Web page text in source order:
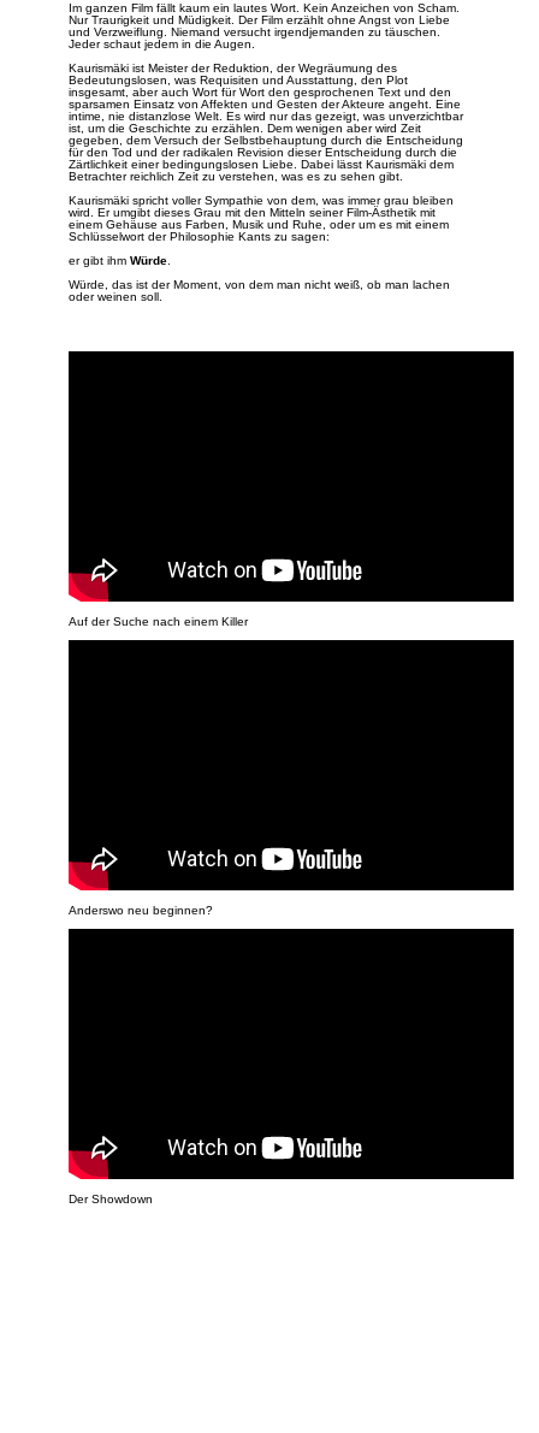
Im ganzen Film fällt kaum ein lautes Wort. Kein Anzeichen von Scham.
Nur Traurigkeit und Müdigkeit. Der Film erzählt ohne Angst von Liebe
und Verzweiflung. Niemand versucht irgendjemanden zu täuschen.
Jeder schaut jedem in die Augen.
Kaurismäki ist Meister der Reduktion, der Wegräumung des
Bedeutungslosen, was Requisiten und Ausstattung, den Plot
insgesamt, aber auch Wort für Wort den gesprochenen Text und den
sparsamen Einsatz von Affekten und Gesten der Akteure angeht. Eine
intime, nie distanzlose Welt. Es wird nur das gezeigt, was unverzichtbar
ist, um die Geschichte zu erzählen. Dem wenigen aber wird Zeit
gegeben, dem Versuch der Selbstbehauptung durch die Entscheidung
für den Tod und der radikalen Revision dieser Entscheidung durch die
Zärtlichkeit einer bedingungslosen Liebe. Dabei lässt Kaurismäki dem
Betrachter reichlich Zeit zu verstehen, was es zu sehen gibt.
Kaurismäki spricht voller Sympathie von dem, was immer grau bleiben
wird. Er umgibt dieses Grau mit den Mitteln seiner Film-Ästhetik mit
einem Gehäuse aus Farben, Musik und Ruhe, oder um es mit einem
Schlüsselwort der Philosophie Kants zu sagen:
er gibt ihmWürde
Würde, das ist der Moment, von dem man nicht weiß, ob man lachen
oder weinen soll.
Auf der Suche nach einem Killer
Anderswo neu beginnen?
Der Showdown